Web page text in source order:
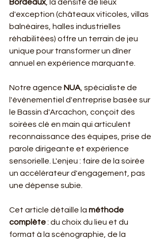
Bordeaux, la densité de lieux
d'exception (châteaux viticoles, villas
balnéaires, halles industrielles
réhabilitées) offre un terrain de jeu
unique pour transformer un dîner
annuel en expérience marquante.
Notre agence NUA, spécialiste de
l'évènementiel d'entreprise basée sur
le Bassin d'Arcachon, conçoit des
soirées clé en main qui articulent
reconnaissance des équipes, prise de
parole dirigeante et expérience
sensorielle. L'enjeu : faire de la soirée
un accélérateur d'engagement, pas
une dépense subie.
Cet article détaille la méthode
complète : du choix du lieu et du
format à la scénographie, de la